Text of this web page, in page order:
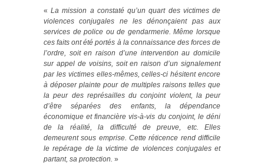
«La mission a constaté qu’un quart des victimes de
violences conjugales ne les dénonçaient pas aux
services de police ou de gendarmerie. Même lorsque
ces faits ont été portés à la connaissance des forces de
l’ordre, soit en raison d’une intervention au domicile
sur appel de voisins, soit en raison d’un signalement
par les victimes elles-mêmes, celles-ci hésitent encore
à déposer plainte pour de multiples raisons telles que
la peur des représailles du conjoint violent, la peur
d’être séparées des enfants, la dépendance
économique et financière vis-à-vis du conjoint, le déni
de la réalité, la difficulté de preuve, etc. Elles
demeurent sous emprise. Cette réticence rend difficile
le repérage de la victime de violences conjugales et
partant, sa protection. »